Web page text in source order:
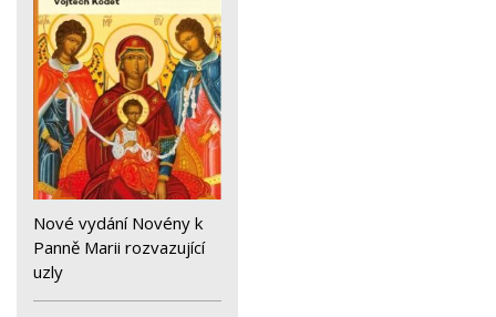
Nové vydání Novény k
Panně Marii rozvazující
uzly